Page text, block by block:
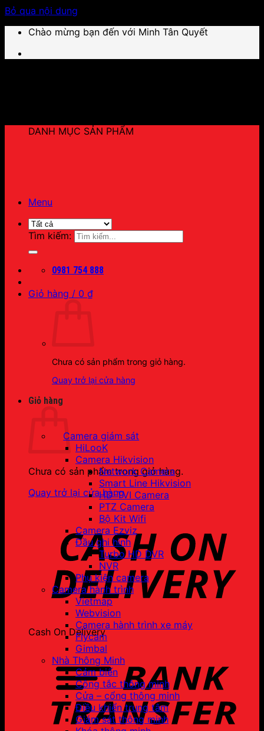
Bỏ qua nội dung
Chào mừng bạn đến với Minh Tân Quyết
Menu
Tìm kiếm:
0981 754 888
Giỏ hàng / 0 ₫
Chưa có sản phẩm trong giỏ hàng.
Quay trở lại cửa hàng
Giỏ hàng
Chưa có sản phẩm trong giỏ hàng.
Quay trở lại cửa hàng
Cash On Delivery
DANH MỤC SẢN PHẨM
Camera giám sát
HiLooK
Camera Hikvision
Network Camera
Smart Line Hikvision
HD-TVI Camera
PTZ Camera
Bộ Kit Wifi
Camera Ezviz
Đầu ghi hình
Turbo HD DVR
NVR
Phụ kiện camera
Camera hành trình
Vietmap
Webvision
Camera hành trình xe máy
Flycam
Gimbal
Nhà Thông Minh
Cảm biến
Công tắc thông minh
Cửa – cổng thông minh
Điều khiển trung tâm
Giám sát thông minh